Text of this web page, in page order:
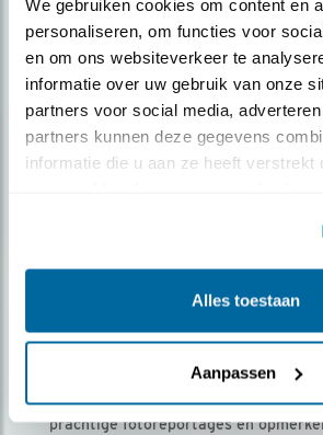
We gebruiken cookies om content en
personaliseren, om functies voor
en om ons websiteverkeer te
informatie over uw gebruik van onze
partners voor social media,
partners kunnen deze gegevens
informatie die u aan ze heeft verstrekt
Alles toestaan
Aanpassen
Ontvang 5 x Vogels voor €
Vogels is het tijdschrift voor onze
prachtige fotoreportages en